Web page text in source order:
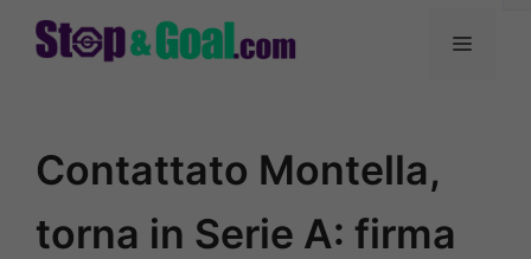
Menu
Contattato Montella,
torna in Serie A: firma